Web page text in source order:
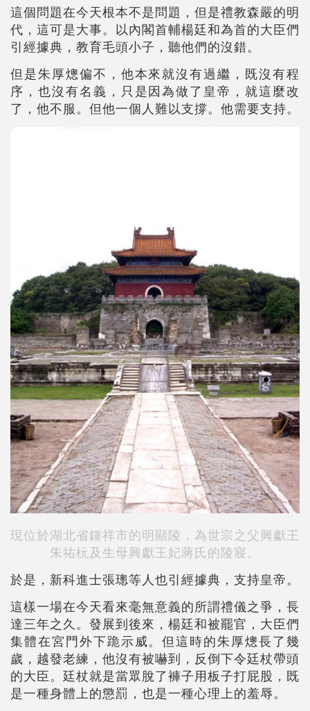
這個問題在今天根本不是問題，但是禮教森嚴的明
代，這可是大事。以內閣首輔楊廷和為首的大臣們
引經據典，教育毛頭小子，聽他們的沒錯。
但是朱厚熜偏不，他本來就沒有過繼，既沒有程
序，也沒有名義，只是因為做了皇帝，就這麼改
了，他不服。但他一個人難以支撐。他需要支持。
現位於湖北省鍾祥市的明顯陵，為世宗之父興獻王
朱祐杬及生母興獻王妃蔣氏的陵寢。
於是，新科進士張璁等人也引經據典，支持皇帝。
這樣一場在今天看來毫無意義的所謂禮儀之爭，長
達三年之久。發展到後來，楊廷和被罷官，大臣們
集體在宮門外下跪示威。但這時的朱厚熜長了幾
歲，越發老練，他沒有被嚇到，反倒下令廷杖帶頭
的大臣。廷杖就是當眾脫了褲子用板子打屁股，既
是一種身體上的懲罰，也是一種心理上的羞辱。